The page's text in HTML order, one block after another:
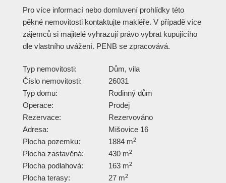
Pro více informací nebo domluvení prohlídky této
pěkné nemovitosti kontaktujte makléře. V případě více
zájemců si majitelé vyhrazují právo vybrat kupujícího
dle vlastního uvážení. PENB se zpracovává.
Typ nemovitosti:
Dům, vila
Číslo nemovitosti:
26031
Typ domu:
Rodinný dům
Operace:
Prodej
Rezervace:
Rezervováno
Adresa:
Mišovice 16
Plocha pozemku:
1884 m2
Plocha zastavěná: 430 m2
Plocha podlahová: 163 m2
Plocha terasy: 27 m2